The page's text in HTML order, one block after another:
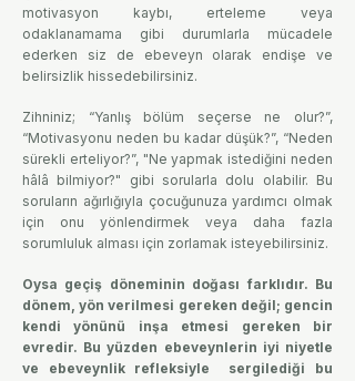
motivasyon kaybı, erteleme veya
odaklanamama gibi durumlarla mücadele
ederken siz de ebeveyn olarak endişe ve
belirsizlik hissedebilirsiniz.
Zihniniz; “Yanlış bölüm seçerse ne olur?”,
“Motivasyonu neden bu kadar düşük?”, “Neden
sürekli erteliyor?”, "Ne yapmak istediğini neden
hâlâ bilmiyor?" gibi sorularla dolu olabilir. Bu
soruların ağırlığıyla çocuğunuza yardımcı olmak
için onu yönlendirmek veya daha fazla
sorumluluk alması için zorlamak isteyebilirsiniz.
Oysa geçiş döneminin doğası farklıdır. Bu
dönem, yön verilmesi gereken değil; gencin
kendi yönünü inşa etmesi gereken bir
evredir. Bu yüzden ebeveynlerin iyi niyetle
ve ebeveynlik refleksiyle sergilediği bu